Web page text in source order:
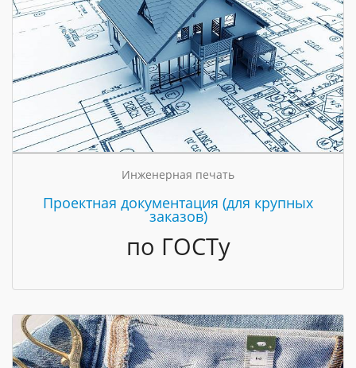
Инженерная печать
Проектная документация (для крупных
заказов)
по ГОСТу